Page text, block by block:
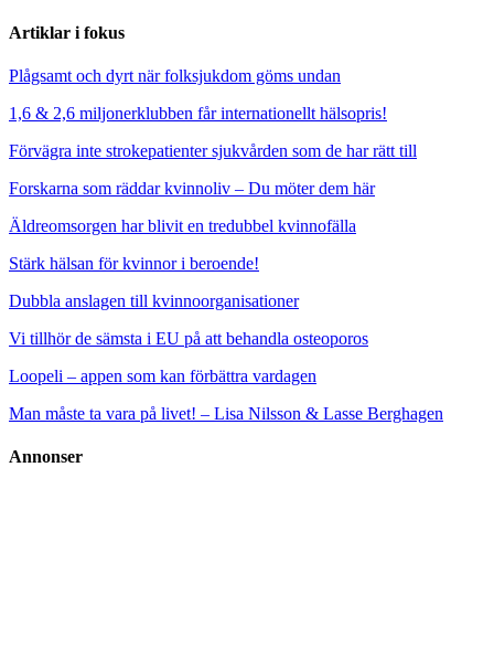
Artiklar i fokus
Plågsamt och dyrt när folksjukdom göms undan
1,6 & 2,6 miljonerklubben får internationellt hälsopris!
Förvägra inte strokepatienter sjukvården som de har rätt till
Forskarna som räddar kvinnoliv – Du möter dem här
Äldreomsorgen har blivit en tredubbel kvinnofälla
Stärk hälsan för kvinnor i beroende!
Dubbla anslagen till kvinnoorganisationer
Vi tillhör de sämsta i EU på att behandla osteoporos
Loopeli – appen som kan förbättra vardagen
Man måste ta vara på livet! – Lisa Nilsson & Lasse Berghagen
Annonser